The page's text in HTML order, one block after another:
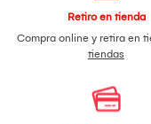
Retiro en tienda
Compra online y retira en
tiendas